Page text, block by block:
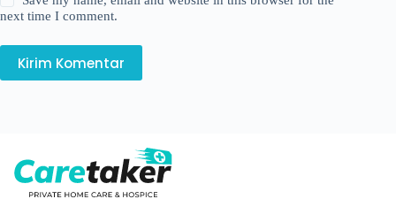
next time I comment.
Kirim Komentar